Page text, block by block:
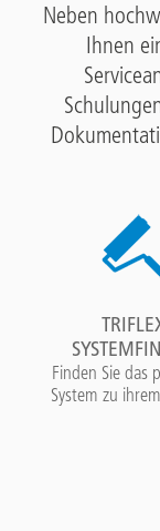
Neben
Ihnen
Finden Sie das
System zu